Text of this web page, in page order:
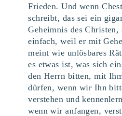
Frieden. Und wenn
schreibt, das sei ein
Geheimnis des Christen,
einfach, weil er mit
meint wie unlösbares
es etwas ist, was sich
den Herrn bitten, mit
dürfen, wenn wir Ihn
verstehen und
wenn wir anfangen,